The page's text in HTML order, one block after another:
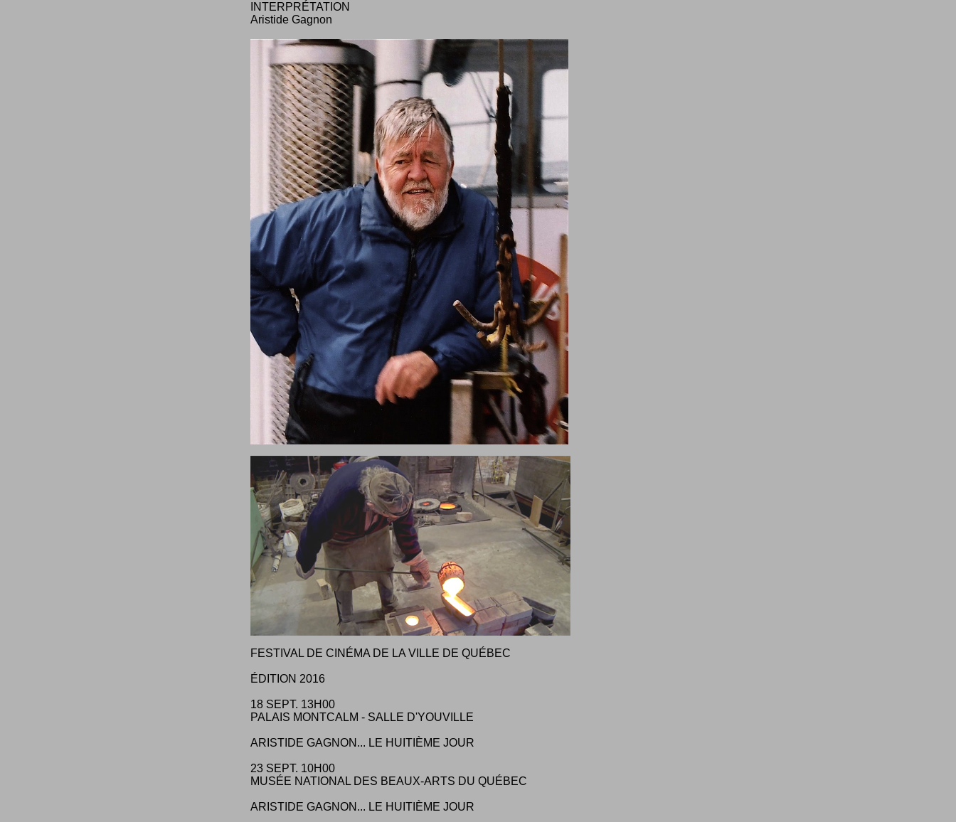
INTERPRÉTATION
Aristide Gagnon
FESTIVAL DE CINÉMA DE LA VILLE DE QUÉBEC
ÉDITION 2016
18 SEPT. 13H00
PALAIS MONTCALM - SALLE D'YOUVILLE
ARISTIDE GAGNON... LE HUITIÈME JOUR
23 SEPT. 10H00
MUSÉE NATIONAL DES BEAUX-ARTS DU QUÉBEC
ARISTIDE GAGNON... LE HUITIÈME JOUR